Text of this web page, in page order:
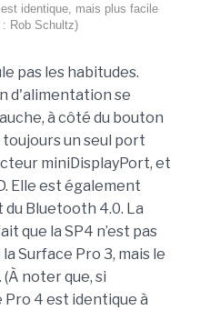
identique, mais plus facile
Rob Schultz)
pas les habitudes.
d'alimentation se
à côté du bouton
toujours un seul port
miniDisplayPort, et
Elle est également
du Bluetooth 4.0. La
que la SP4 n’est pas
Surface Pro 3, mais le
noter que, si
Pro 4 est identique à